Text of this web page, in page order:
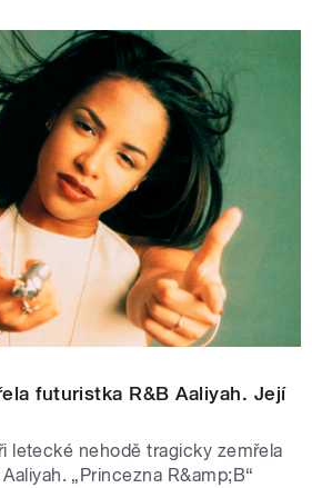
futuristka R&B Aaliyah. Její
letecké nehodě tragicky zemřela
„Princezna R&amp;B“